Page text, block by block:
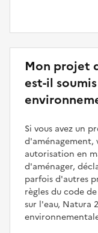
Mon projet
est-il
Si vous avez un
d'aménagement,
autorisation en
d'aménager,
parfois d'autres
règles du code
sur l'eau, Natura